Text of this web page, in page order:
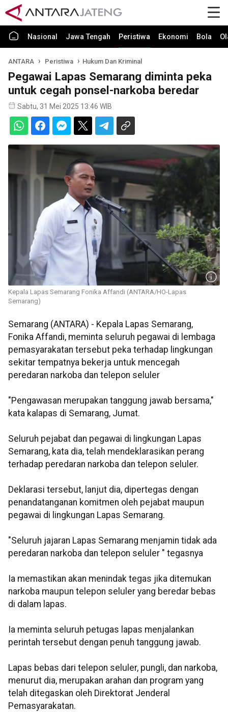
Nasional Jawa Tengah Peristiwa Ekonomi Bola
ANTARA Peristiwa Hukum Dan Kriminal
Pegawai Lapas Semarang diminta peka
untuk cegah ponsel-narkoba beredar
Sabtu, 31 Mei 2025 13:46 WIB
Kepala Lapas Semarang Fonika Affandi (ANTARA/HO-Lapas
Semarang)
Semarang (ANTARA) - Kepala Lapas Semarang,
Fonika Affandi, meminta seluruh pegawai di lembaga
pemasyarakatan tersebut peka terhadap lingkungan
sekitar tempatnya bekerja untuk mencegah
peredaran narkoba dan telepon seluler
"Pengawasan merupakan tanggung jawab bersama,"
kata kalapas di Semarang, Jumat.
Seluruh pejabat dan pegawai di lingkungan Lapas
Semarang, kata dia, telah mendeklarasikan perang
terhadap peredaran narkoba dan telepon seluler.
Deklarasi tersebut, lanjut dia, dipertegas dengan
penandatanganan komitmen oleh pejabat maupun
pegawai di lingkungan Lapas Semarang.
"Seluruh jajaran Lapas Semarang menjamin tidak ada
peredaran narkoba dan telepon seluler " tegasnya
Ia memastikan akan menindak tegas jika ditemukan
narkoba maupun telepon seluler yang beredar bebas
di dalam lapas.
Ia meminta seluruh petugas lapas menjalankan
perintah tersebut dengan penuh tanggung jawab.
Lapas bebas dari telepon seluler, pungli, dan narkoba,
menurut dia, merupakan arahan dan program yang
telah ditegaskan oleh Direktorat Jenderal
Pemasyarakatan.